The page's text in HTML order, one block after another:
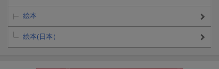
絵本
絵本(日本）